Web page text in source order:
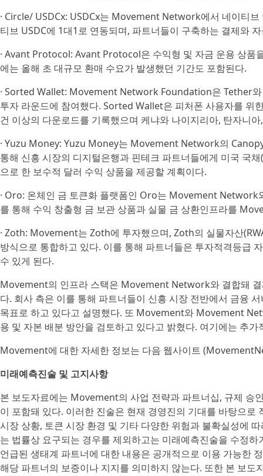
· Circle/ USDCx: USDCx는 Movement Network에서 네이티
티브 USDC에 1대1로 연동되며, 파트너들이 구축하는 결제와
· Avant Protocol: Avant Protocol은 수익형 및 자금 운용 상
에는 올해 초 대규모 환매 수요가 발생했던 기간도 포함된다.
· Sorted Wallet: Movement Network Foundation은 Tether
투자 라운드에 참여했다. Sorted Wallet은 피처폰 사용자를 위
건 이상의 다운로드를 기록했으며 케냐와 나이지리아, 탄자니
· Yuzu Money: Yuzu Money는 Movement Network의
통해 신흥 시장의 디지털은행과 핀테크 파트너들에게 미국 국
으로 한 보수적 달러 수익 상품을 제공할 계획이다.
· Oro: 온체인 금 토큰화 플랫폼인 Oro는 Movement Network
를 통해 수익 창출형 금 보관 상품과 실물 금 상환인프라를
· Zoth: Movement는 Zoth에 투자했으며, Zoth의 실물자산
방식으로 통합하고 있다. 이를 통해 파트너들은 투자적격등급
수 있게 된다.
Movement의 인프라 스택은 Movement Network와 결합돼
다. 회사 측은 이를 통해 파트너들이 신흥 시장 전반에서 금융
목표로 하고 있다고 설명했다. 또 Movement와 Movement
용 및 자본 배분 방안을 검토하고 있다고 밝혔다. 여기에는 추
Movement에 대한 자세한 정보는 다음 웹사이트
미래예측진술 및 고지사항
본 보도자료에는 Movement의 사업 전략과 파트너십, 규제 승
이 포함돼 있다. 이러한 진술은 현재 경영진의 기대를 바탕으
시장 상황, 토큰 시장 환경 및 기타 다양한 위험과 불확실성에
는 법률상 요구되는 경우를 제외하고는 미래예측진술을 수정
언급된 생태계 파트너에 대한 내용은 공개적으로 이용 가능한
해당 파트너의 보증이나 지지를 의미하지 않는다. 또한 본 보도